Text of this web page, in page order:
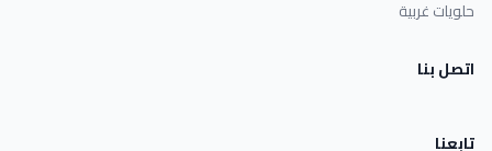
حلويات غربية
اتصل بنا
تابعنا